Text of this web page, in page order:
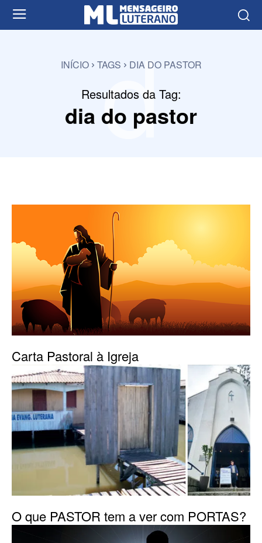
INÍCIO TAGS DIA DO PASTOR
Resultados da Tag:
dia do pastor
d
Carta Pastoral à Igreja
O que PASTOR tem a ver com PORTAS?